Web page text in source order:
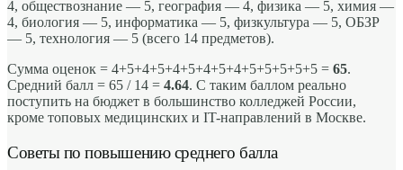
4, обществознание — 5, география — 4, физика — 5, химия —
4, биология — 5, информатика — 5, физкультура — 5, ОБЗР
— 5, технология — 5 (всего 14 предметов).
Сумма оценок = 4+5+4+5+4+5+4+5+4+5+5+5+5+5 = 65.
Средний балл = 65 / 14 = 4.64. С таким баллом реально
поступить на бюджет в большинство колледжей России,
кроме топовых медицинских и IT-направлений в Москве.
Советы по повышению среднего балла